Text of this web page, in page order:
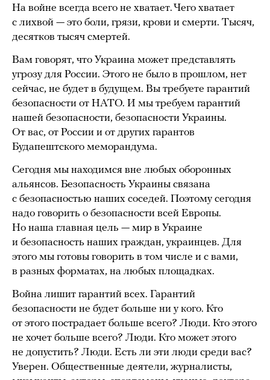
На войне всегда всего не хватает. Чего хватает
с лихвой — это боли, грязи, крови и смерти. Тысяч,
десятков тысяч смертей.
Вам говорят, что Украина может представлять
угрозу для России. Этого не было в прошлом, нет
сейчас, не будет в будущем. Вы требуете гарантий
безопасности от НАТО. И мы требуем гарантий
нашей безопасности, безопасности Украины.
От вас, от России и от других гарантов
Будапештского меморандума.
Сегодня мы находимся вне любых оборонных
альянсов. Безопасность Украины связана
с безопасностью наших соседей. Поэтому сегодня
надо говорить о безопасности всей Европы.
Но наша главная цель — мир в Украине
и безопасность наших граждан, украинцев. Для
этого мы готовы говорить в том числе и с вами,
в разных форматах, на любых площадках.
Война лишит гарантий всех. Гарантий
безопасности не будет больше ни у кого. Кто
от этого пострадает больше всего? Люди. Кто этого
не хочет больше всего? Люди. Кто может этого
не допустить? Люди. Есть ли эти люди среди вас?
Уверен. Общественные деятели, журналисты,